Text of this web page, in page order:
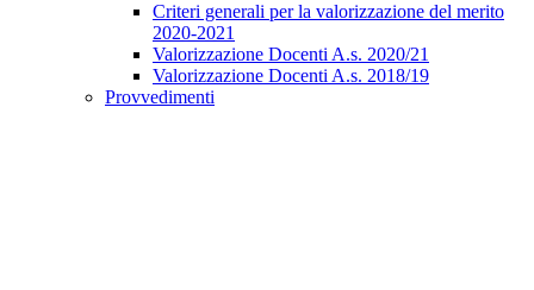
Criteri generali per la valorizzazione del merito
2020-2021
Valorizzazione Docenti A.s. 2020/21
Valorizzazione Docenti A.s. 2018/19
Provvedimenti